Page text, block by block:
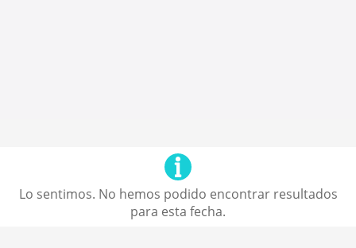
Lo sentimos. No hemos podido encontrar resultados
para esta fecha.